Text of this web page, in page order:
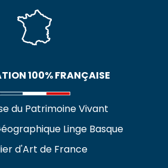
100% FRANÇAISE
du Patrimoine Vivant
Linge Basque
d'Art de France